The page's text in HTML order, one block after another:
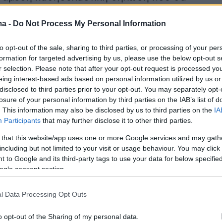
- Do Not Process My Personal Information
opt-out of the sale, sharing to third parties, or processing of your
for targeted advertising by us, please use the below opt-out
selection. Please note that after your opt-out request is processed
interest-based ads based on personal information utilized by us
to third parties prior to your opt-out. You may separately
of your personal information by third parties on the IAB’s list of
This information may also be disclosed by us to third parties on the
Participants that may further disclose it to other third parties.
that this website/app uses one or more Google services and may
but not limited to your visit or usage behaviour. You may
to Google and its third-party tags to use your data for below
consent section.
Data Processing Opt Outs
opt-out of the Sharing of my personal data.
Ορθόδοξη Εκκλησίαπροέτρεψε
να μην ανησυχούν για τις εκτεταμένες
προτείνοντας να χρησιμοποιήσουν αυτή την
να σκεφτούν τη «σωτηρία της ψυχής» και να
φιλανθρωπίας. Για τις βουβές ρωσικές
συνηθισμένη Τρίτη.